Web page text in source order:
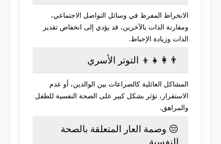
الانخراط المفرط في وسائل التواصل الاجتماعي،
ومقارنة الذات بالآخرين، قد يؤدي إلى انخفاض تقدير
الذات وزيادة الإحباط.
👨‍👩‍👧‍👦 التوتر الأسري
المشاكل العائلية كالصراعات بين الوالدين، أو عدم
الاستقرار، تؤثر بشكل كبير على الصحة النفسية للطفل
والمراهق.
😔 وصمة العار المتعلقة بالصحة